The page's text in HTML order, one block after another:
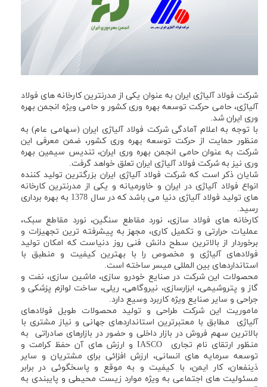
شركت فولاد آلیاژی ایران به عنوان یکی از مدرنترین كارخانه های فولاد
آلیاژی، حامی حركت توسعه بهره وری كشور و حامی ویژه انجمن بهره
وری ایران شد.
با توجه به اعلام آمادگی شركت فولاد آلیاژی ایران (سهامی عام) به
منظور حمایت از حركت توسعه بهره وری کشور، ضمن معرفی این
شركت به عنوان حامی انجمن بهره وری ایران، تندیس سیمین بهره
وری نیز به شركت فولاد آلیاژی ایران تعلق خواهد گرفت.
شایان ذكر است كه شرکت فولاد آلیاژی ایران بزرگترین تولید کننده
انواع فولاد آلیاژی در ایران و خاورمیانه و یکی از مدرنترین کارخانه
های تولید فولاد آلیاژی دنیا می باشد که در سال 1378 به بهره برداری
رسید.
كارخانه های فولاد سازی، نورد مقاطع سنگین، نورد مقاطع سبک،
عملیات حرارتی و تکمیل کاری، مجهز به پیشرفته ترین تجهیزات و
برخوردار از بالاترین سطح دانش فنی روز دنیاست که امکان تولید
فولادهای آلیاژی و مخصوص را با بهترین کیفیت و منطبق با
استانداردهای بین المللی میسر ساخته است.
محصولات این شرکت در صنایع خودرو سازی، ماشین سازی، نفت و
گاز و پتروشیمی، ابزارسازی، نیروگاهی، ریلی، ساخت لوازم پزشکی و
جراحی و سایر صنایع ویژه کاربرد وسیع دارد.
ماموریت این شركت طراحی و تولید محصولات طویل فولادهای
آلیاژی مطابق با معتبرترین استانداردهای جهانی و نیاز مشتری با
بالاترین سهم فروش در بازار داخلی و حضور در بازارهای صادراتی به
منظور ارتقای نام تجاری IASCO و ارزش های آن حفظ کرامت و
توسعه سرمایه های انسانی، ارزش افزائی برای مشتریان و سایر
ذینفعان، کار ایمن، با کیفیت و به موقع و پاسخگوئی در برابر
مسئولیت های اجتماعی به ویژه موارد زیست محیطی و پایبندی به